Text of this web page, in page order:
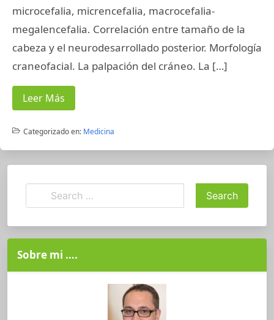
microcefalia, micrencefalia, macrocefalia-
megalencefalia. Correlación entre tamaño de la
cabeza y el neurodesarrollado posterior. Morfología
craneofacial. La palpación del cráneo. La […]
Leer Más
Categorizado en: Medicina
Sobre mi ….